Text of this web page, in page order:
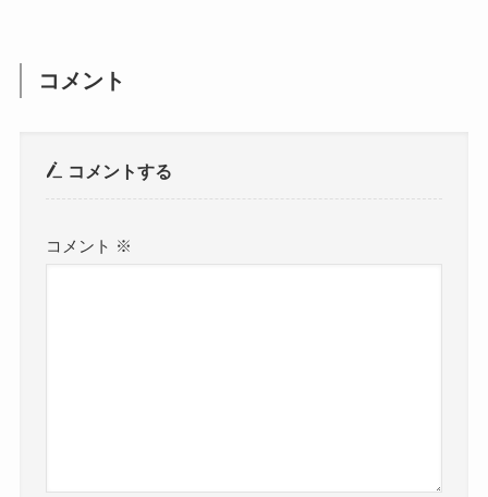
コメント
コメントする
コメント ※